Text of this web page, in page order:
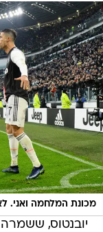
מכונת המלחמה ואני.
יובנטוס,